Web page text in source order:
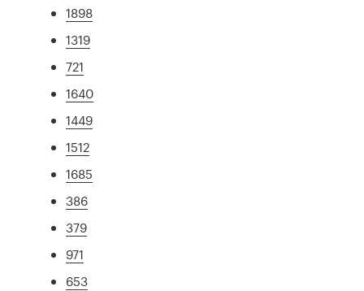
1898
1319
721
1640
1449
1512
1685
386
379
971
653